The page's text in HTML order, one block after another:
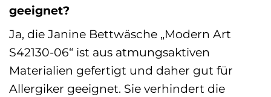
geeignet?
Ja, die Janine Bettwäsche „Modern Art
S42130-06“ ist aus atmungsaktiven
Materialien gefertigt und daher gut für
Allergiker geeignet. Sie verhindert die